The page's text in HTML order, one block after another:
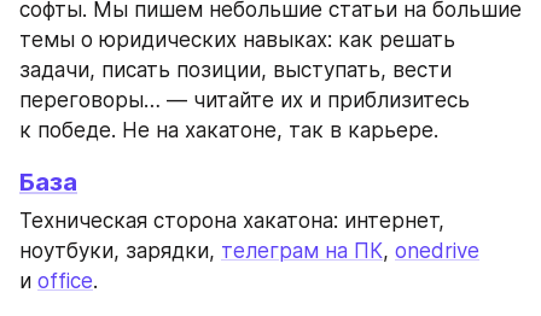
софты. Мы пишем небольшие статьи на большие
темы о юридических навыках: как решать
задачи, писать позиции, выступать, вести
переговоры… — читайте их и приблизитесь
к победе. Не на хакатоне, так в карьере.
База
Техническая сторона хакатона: интернет,
ноутбуки, зарядки, телеграм на ПК, onedrive
и office.